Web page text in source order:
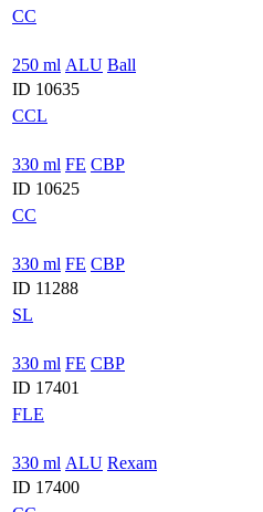
CC
250 ml ALU Ball
ID 10635
CCL
330 ml FE CBP
ID 10625
CC
330 ml FE CBP
ID 11288
SL
330 ml FE CBP
ID 17401
FLE
330 ml ALU Rexam
ID 17400